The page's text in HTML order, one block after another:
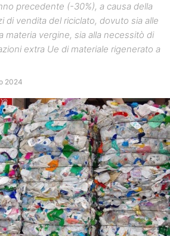
precedente (-30%), a causa della
di vendita del riciclato, dovuto sia alle
materia vergine, sia alla necessitò di
extra Ue di materiale rigenerato a
2024